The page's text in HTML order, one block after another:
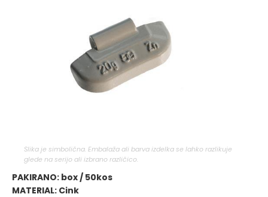
Slika je simbolična. Embalaža ali barva izdelka se lahko razlikuje
glede na serijo ali izbrano različico.
PAKIRANO: box / 50kos
MATERIAL: Cink